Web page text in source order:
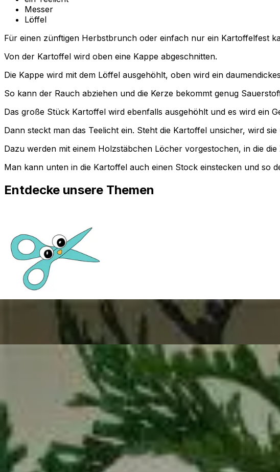
Messer
Löffel
Für einen zünftigen Herbstbrunch oder einfach nur ein Kartoffelfest
Von der Kartoffel wird oben eine Kappe abgeschnitten.
Die Kappe wird mit dem Löffel ausgehöhlt, oben wird ein
So kann der Rauch abziehen und die Kerze bekommt genug
Das große Stück Kartoffel wird ebenfalls ausgehöhlt und es wird ein
Dann steckt man das Teelicht ein. Steht die Kartoffel unsicher, wird
Dazu werden mit einem Holzstäbchen Löcher vorgestochen, in die die
Man kann unten in die Kartoffel auch einen Stock einstecken und so
Entdecke unsere Themen
Mandala für Kinder